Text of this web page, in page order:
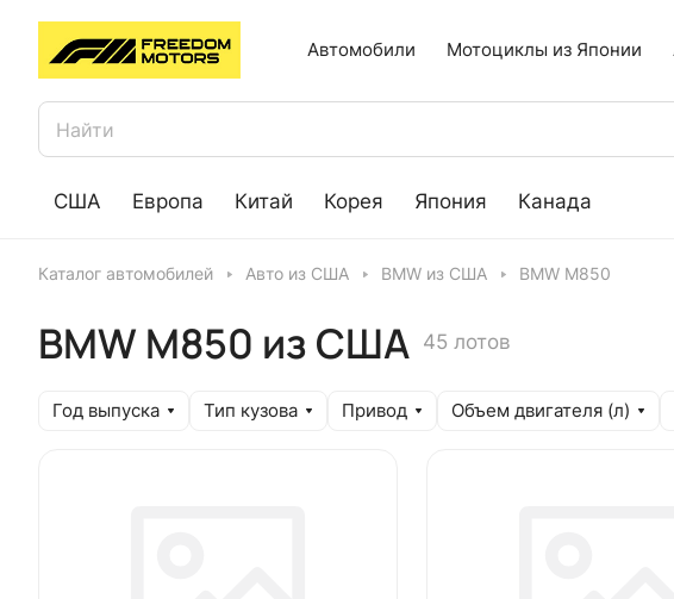
Автомобили Мотоциклы из Японии
США Европа Китай Корея Япония Канада
Каталог автомобилей Авто из США BMW из США BMW M850
BMW M850 из США 45 лотов
Год выпуска Тип кузова Привод Объем двигателя (л)